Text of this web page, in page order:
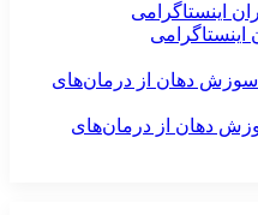
دهان از درمان‌های